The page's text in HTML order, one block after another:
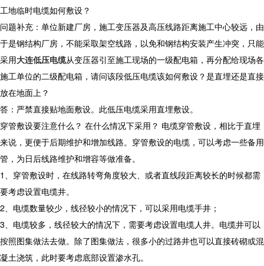
工地临时电缆如何敷设？
问题补充：单位新建厂房，施工变压器及高压线路距离施工中心较远，由
于是钢结构厂房，不能采取架空线路，以免和钢结构安装产生冲突，只能
采用大连低压电缆从变压器引至施工现场的一级配电箱，再分配给现场各
施工单位的二级配电箱，请问该段低压电缆该如何敷设？是直埋还是直接
放在地面上？
答：严禁直接贴地面敷设。此低压电缆采用直埋敷设。
穿管敷设要注意什么？ 在什么情况下采用？ 电缆穿管敷设，相比于直埋
来说，更便于后期维护和增加线路。穿管敷设的电缆，可以考虑一些备用
管，为日后线路维护和增容等做准备。
1、穿管敷设时，在线路转弯角度较大、或者直线段距离较长的时候都需
要考虑设置电缆井。
2、电缆数量较少，线径较小的情况下，可以采用电缆手井；
3、电缆较多，线径较大的情况下，需要考虑设置电缆人井。电缆井可以
按照图集做法去做。除了图集做法，很多小的过路井也可以直接砖砌或混
凝土浇筑，此时要考虑底部设置渗水孔。